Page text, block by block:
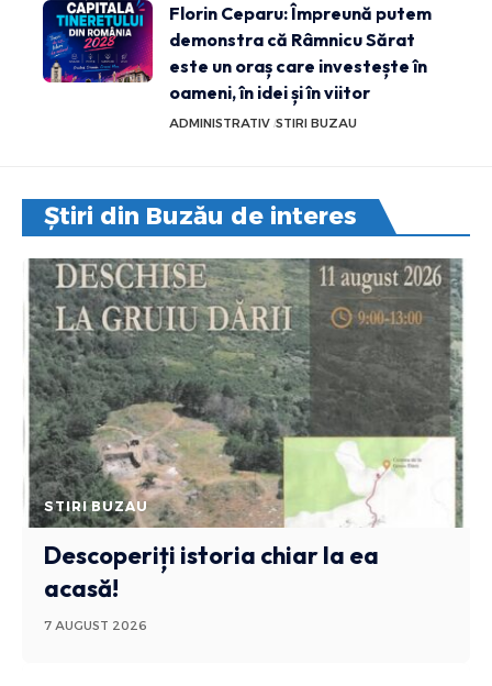
Florin Ceparu: Împreună putem
demonstra că Râmnicu Sărat
este un oraș care investește în
oameni, în idei și în viitor
ADMINISTRATIV STIRI BUZAU
Știri din Buzău de interes
STIRI BUZAU
Descoperiți istoria chiar la ea
acasă!
7 AUGUST 2026